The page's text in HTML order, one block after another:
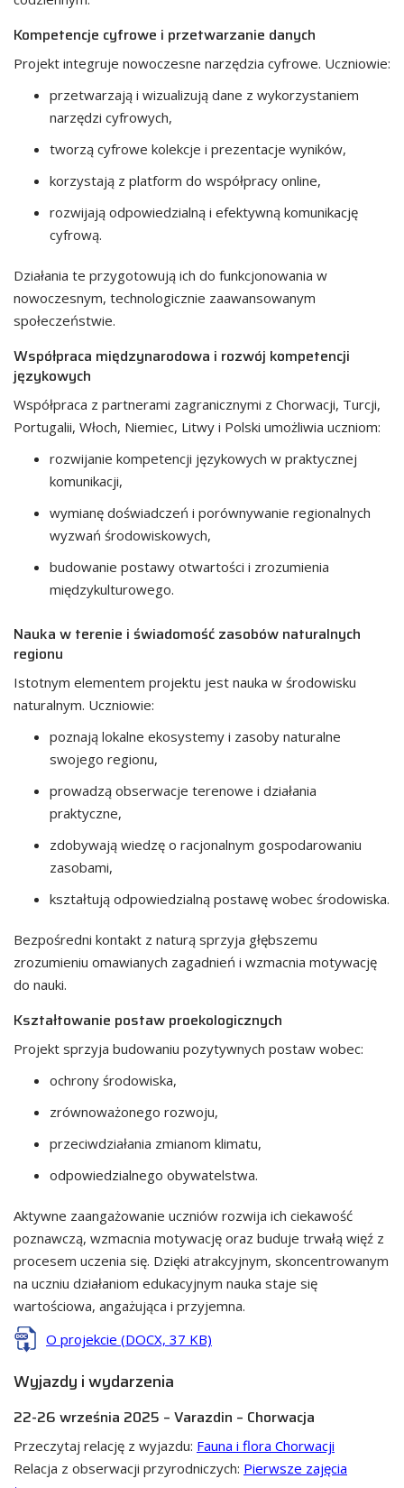
Kompetencje cyfrowe i przetwarzanie danych
Projekt integruje nowoczesne narzędzia cyfrowe. Uczniowie:
przetwarzają i wizualizują dane z wykorzystaniem
narzędzi cyfrowych,
tworzą cyfrowe kolekcje i prezentacje wyników,
korzystają z platform do współpracy online,
rozwijają odpowiedzialną i efektywną komunikację
cyfrową.
Działania te przygotowują ich do funkcjonowania w
nowoczesnym, technologicznie zaawansowanym
społeczeństwie.
Współpraca międzynarodowa i rozwój kompetencji
językowych
Współpraca z partnerami zagranicznymi z Chorwacji, Turcji,
Portugalii, Włoch, Niemiec, Litwy i Polski umożliwia uczniom:
rozwijanie kompetencji językowych w praktycznej
komunikacji,
wymianę doświadczeń i porównywanie regionalnych
wyzwań środowiskowych,
budowanie postawy otwartości i zrozumienia
międzykulturowego.
Nauka w terenie i świadomość zasobów naturalnych
regionu
Istotnym elementem projektu jest nauka w środowisku
naturalnym. Uczniowie:
poznają lokalne ekosystemy i zasoby naturalne
swojego regionu,
prowadzą obserwacje terenowe i działania
praktyczne,
zdobywają wiedzę o racjonalnym gospodarowaniu
zasobami,
kształtują odpowiedzialną postawę wobec środowiska.
Bezpośredni kontakt z naturą sprzyja głębszemu
zrozumieniu omawianych zagadnień i wzmacnia motywację
do nauki.
Kształtowanie postaw proekologicznych
Projekt sprzyja budowaniu pozytywnych postaw wobec:
ochrony środowiska,
zrównoważonego rozwoju,
przeciwdziałania zmianom klimatu,
odpowiedzialnego obywatelstwa.
Aktywne zaangażowanie uczniów rozwija ich ciekawość
poznawczą, wzmacnia motywację oraz buduje trwałą więź z
procesem uczenia się. Dzięki atrakcyjnym, skoncentrowanym
na uczniu działaniom edukacyjnym nauka staje się
wartościowa, angażująca i przyjemna.
O projekcie (DOCX, 37 KB)
Wyjazdy i wydarzenia
22-26 września 2025 – Varazdin – Chorwacja
Przeczytaj relację z wyjazdu: Fauna i flora Chorwacji
Relacja z obserwacji przyrodniczych: Pierwsze zajęcia